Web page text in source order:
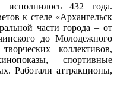
432 года.
к стеле «Архангельск
части города – от
до Молодежного
коллективов,
спортивные
Работали аттракционы,